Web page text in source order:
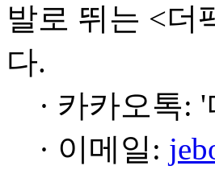
발로 뛰는 <더
다.
· 카카오톡:
· 이메일: